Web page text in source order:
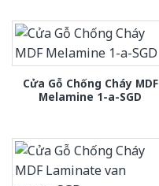
Cửa Gỗ Chống Cháy MDF
Melamine 1-a-SGD